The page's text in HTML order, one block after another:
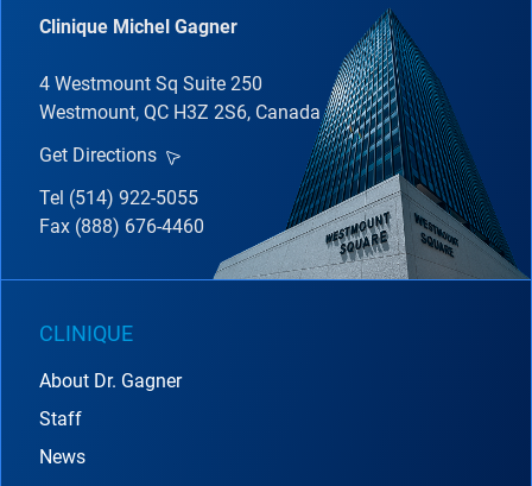
Clinique Michel Gagner
4 Westmount Sq Suite 250
Westmount, QC H3Z 2S6, Canada
Get Directions
Tel (514) 922-5055
Fax (888) 676-4460
CLINIQUE
About Dr. Gagner
Staff
News